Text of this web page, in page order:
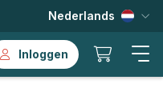
Nederlands
Inloggen